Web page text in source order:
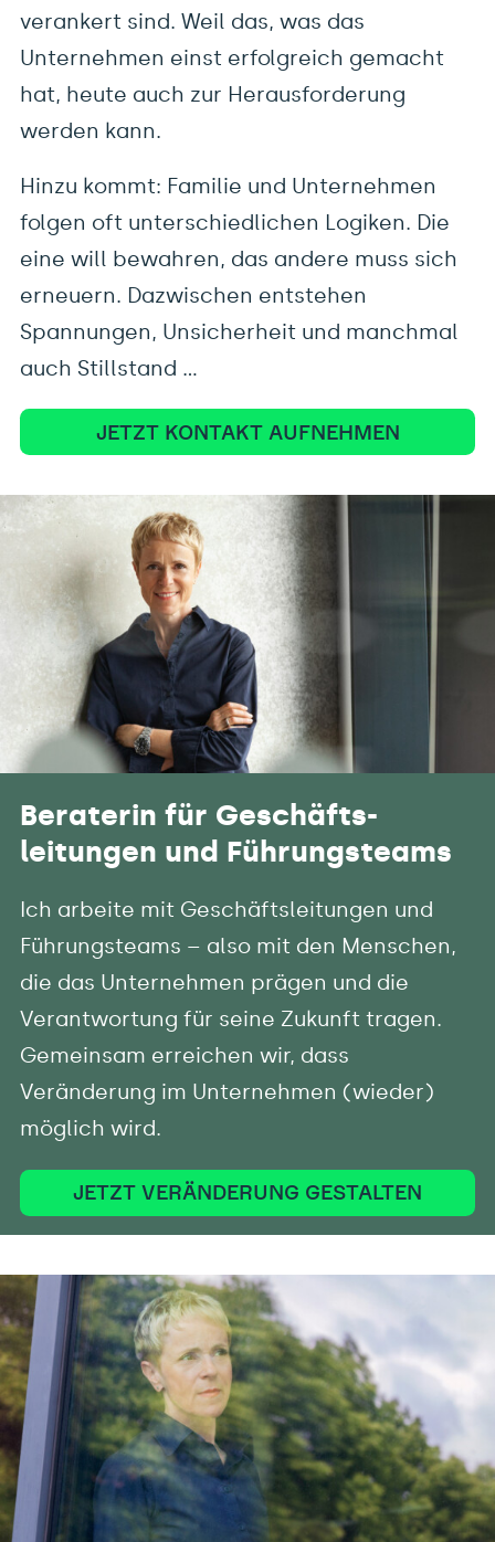
verankert sind. Weil das, was das
Unternehmen einst erfolgreich gemacht
hat, heute auch zur Herausforderung
werden kann.
Hinzu kommt: Familie und Unternehmen
folgen oft unterschiedlichen Logiken. Die
eine will bewahren, das andere muss sich
erneuern. Dazwischen entstehen
Spannungen, Unsicherheit und manchmal
auch Stillstand …
JETZT KONTAKT AUFNEHMEN
Beraterin für Geschäfts-
leitungen und Führungsteams
Ich arbeite mit Geschäftsleitungen und
Führungsteams – also mit den Menschen,
die das Unternehmen prägen und die
Verantwortung für seine Zukunft tragen.
Gemeinsam erreichen wir, dass
Veränderung im Unternehmen (wieder)
möglich wird.
JETZT VERÄNDERUNG GESTALTEN
Ich arbeite mit Geschäftsleitungen und
Führungsteams. Gemeinsam erreichen wir,
dass Veränderung im Unternehmen
(wieder) möglich wird.